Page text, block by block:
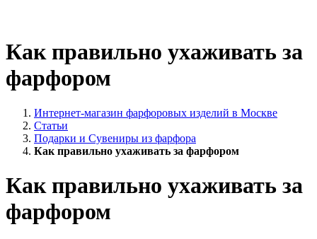
Как правильно ухаживать за
фарфором
Интернет-магазин фарфоровых изделий в Москве
Статьи
Подарки и Сувениры из фарфора
Как правильно ухаживать за фарфором
Как правильно ухаживать за
фарфором